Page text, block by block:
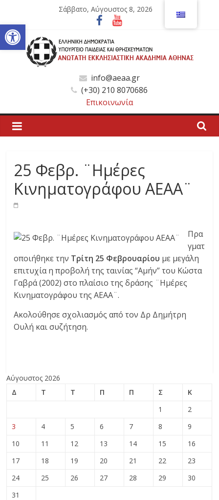
Ανοίξτε τη γραμμή εργαλείων
περιεχόμενο
Σάββατο, Αύγουστος 8, 2026
Ανώτατη
Εκκλησιαστική
Ακαδημία
Αθηνών
Εκκλησιαστική
Ακαδημία
info@aeaa.gr
(+30) 210 8070686
Επικοινωνία
25 Φεβρ. ¨Ημέρες
Κινηματογράφου ΑΕΑΑ¨
Πρα
γματ
οποιήθηκε την Τρίτη 25 Φεβρουαρίου με μεγάλη
επιτυχία η προβολή της ταινίας “Αμήν” του Κώστα
Γαβρά (2002) στο πλαίσιο της δράσης ¨Ημέρες
Κινηματογράφου της ΑΕΑΑ¨.
Ακολούθησε σχολιασμός από τον Δρ Δημήτρη
Ουλή και συζήτηση.
Αύγουστος 2026
Δ
Τ Τ Π Π Σ
Κ
1
2
3
4 5 6 7 8
9
10
11 12 13 14 15
16
17
18 19 20 21 22
23
24
25 26 27 28 29
30
31